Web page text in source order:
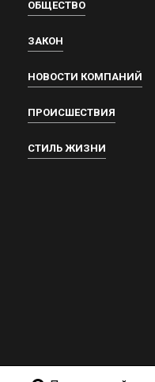
ОБЩЕСТВО
ЗАКОН
НОВОСТИ КОМПАНИЙ
ПРОИСШЕСТВИЯ
СТИЛЬ ЖИЗНИ